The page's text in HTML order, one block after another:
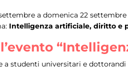
a domenica 22 settembre
Intelligenza artificiale, diritto e
a studenti universitari e